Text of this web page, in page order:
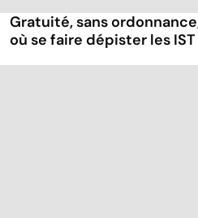
Gratuité, sans
où se faire dépister les IST